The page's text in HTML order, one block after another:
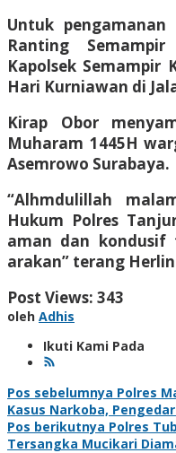
Untuk
Ranting
Kapolsek Semampir
Hari Kurniawan di
Kirap Obor
Muharam 1445H
Asemrowo Surabaya.
“Alhmdulillah
Hukum Polres
aman dan
arakan” terang
Post Views: 343
oleh Adhis
Ikuti Kami Pada
Navigasi
pos
Pos sebelumnya Polres
Kasus Narkoba,
Pos berikutnya Polres
Tersangka Mucikari